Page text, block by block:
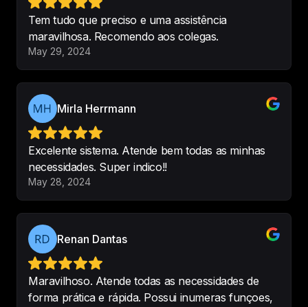
imediatamente e resolvem.
Recomendo, está facilitando muito
a vida no consultório!
Uso o Codental a anos e só tenho
elogios. Nunca me deixou na mão
e está sempre trazendo benefícios
para seus clientes. Programa
completo e super intuitivo.
Recomendo para meus colegas.
- Luana Barros
Tem tudo que preciso e uma assistência
maravilhosa. Recomendo aos colegas.
May 29, 2024
Mirla Herrmann
Excelente sistema. Atende bem todas as minhas
necessidades. Super indico!!
May 28, 2024
Renan Dantas
Maravilhoso. Atende todas as necessidades de
forma prática e rápida. Possui inumeras funçoes,